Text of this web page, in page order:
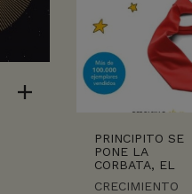
PRINCIPITO SE
PONE LA
CORBATA, EL
CRECIMIENTO